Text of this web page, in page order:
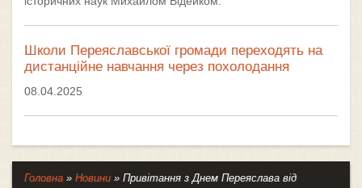
Школи Переяславської громади переходять на
дистанційне навчання через похолодання
08.04.2025
Головна » Новини » Привітання з Днем Переяслава від